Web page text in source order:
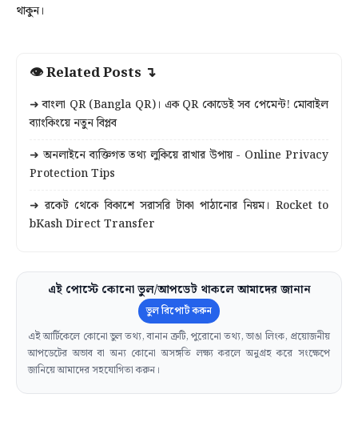
থাকুন।
👁 Related Posts ↴
➜ বাংলা QR (Bangla QR)। এক QR কোডেই সব পেমেন্ট! মোবাইল
ব্যাংকিংয়ে নতুন বিপ্লব
➜ অনলাইনে ব্যক্তিগত তথ্য লুকিয়ে রাখার উপায় - Online Privacy
Protection Tips
➜ রকেট থেকে বিকাশে সরাসরি টাকা পাঠানোর নিয়ম। Rocket to
bKash Direct Transfer
এই পোস্টে কোনো ভুল/আপডেট থাকলে আমাদের জানান
ভুল রিপোর্ট করুন
এই আর্টিকেলে কোনো ভুল তথ্য, বানান ত্রুটি, পুরোনো তথ্য, ভাঙা লিংক, প্রয়োজনীয়
আপডেটের অভাব বা অন্য কোনো অসঙ্গতি লক্ষ্য করলে অনুগ্রহ করে সংক্ষেপে
জানিয়ে আমাদের সহযোগিতা করুন।